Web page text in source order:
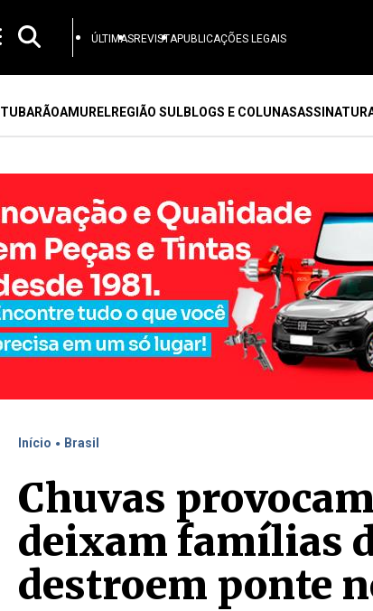
ÚLTIMASREVISTAPUBLICAÇÕES LEGAIS
TUBARÃOAMURELREGIÃO SULBLOGS E COLUNAS
Início . Brasil
Chuvas
deixam famílias
destroem ponte